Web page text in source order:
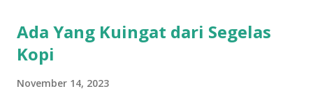
Ada Yang Kuingat dari Segelas
Kopi
November 14, 2023